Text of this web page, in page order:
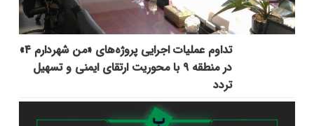
تداوم عملیات اجرایی پروژه‌های «من شهردارم ۴»
در منطقه ۹ با محوریت ارتقای ایمنی و تسهیل
تردد